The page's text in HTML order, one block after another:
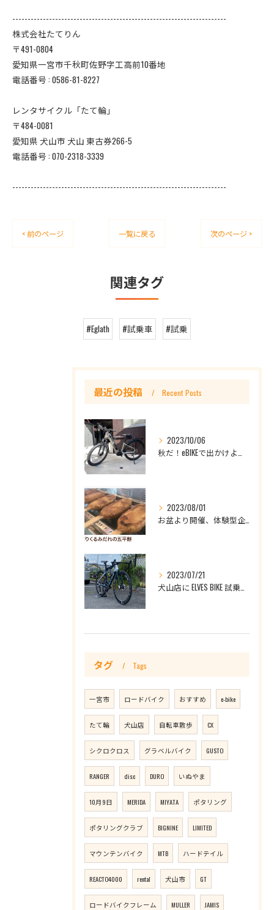
----------------------------------------------------------------------
株式会社たてりん
〒491-0804
愛知県一宮市千秋町佐野字工高前10番地
電話番号 : 0586-81-8227
レンタサイクル「たて輪」
〒484-0081
愛知県 犬山市 犬山 東古券266-5
電話番号 : 070-2318-3339
----------------------------------------------------------------------
< 前のページ 一覧に戻る 次のページ >
関連タグ
#Eglath #試乗車 #試乗
最近の投稿 Recent Posts
2023/10/06
秋だ！eBIKEで出かけよう！レンタル ePASSPORT ROADREXi CRUISEi
2023/08/01
お盆より開催、体験型企画！手作りくるみ五平餅焼き体験！by犬山店
2023/07/21
犬山店に ELVES BIKE 試乗車展示中！ (Falath EVO）(Eglath PRO）試乗できます！
タグ Tags
一宮市 ロードバイク おすすめ e-bike
たて輪 犬山店 自転車散歩 CX
シクロクロス グラベルバイク GUSTO
RANGER disc DURO いぬやま
10月9日 MERIDA MIYATA ポタリング
ポタリングクラブ BIGNINE LIMITED
マウンテンバイク MTB ハードテイル
REACTO4000 rental 犬山市 GT
ロードバイクフレーム MULLER JAMIS